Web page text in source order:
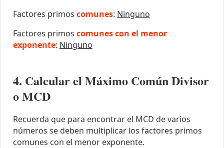
Factores primos comunes: Ninguno
Factores primos comunes con el menor
exponente: Ninguno
4. Calcular el Máximo Común Divisor
o MCD
Recuerda que para encontrar el MCD de varios
números se deben multiplicar los factores primos
comunes con el menor exponente.